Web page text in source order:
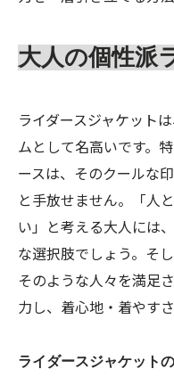
大人の個性派
ライダースジャケット
ムとして名高いです。
ースは、そのクールな
と手放せません。「人
い」と考える大人には
な選択肢でしょう。そ
そのような人々を満足
力し、着心地・着やす
ライダースジャケット